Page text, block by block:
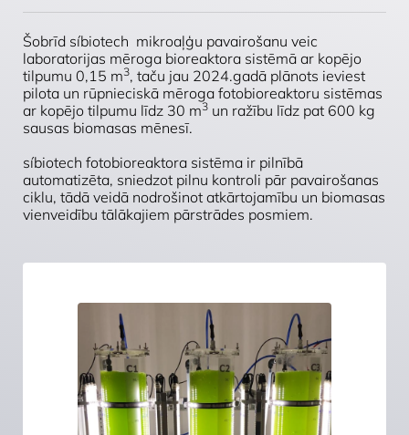
Šobrīd síbiotech mikroaļģu pavairošanu veic
laboratorijas mēroga bioreaktora sistēmā ar kopējo
tilpumu 0,15 m3, taču jau 2024.gadā plānots ieviest
pilota un rūpnieciskā mēroga fotobioreaktoru sistēmas
ar kopējo tilpumu līdz 30 m3 un ražību līdz pat 600 kg
sausas biomasas mēnesī.
síbiotech fotobioreaktora sistēma ir pilnībā
automatizēta, sniedzot pilnu kontroli pār pavairošanas
ciklu, tādā veidā nodrošinot atkārtojamību un biomasas
vienveidību tālākajiem pārstrādes posmiem.